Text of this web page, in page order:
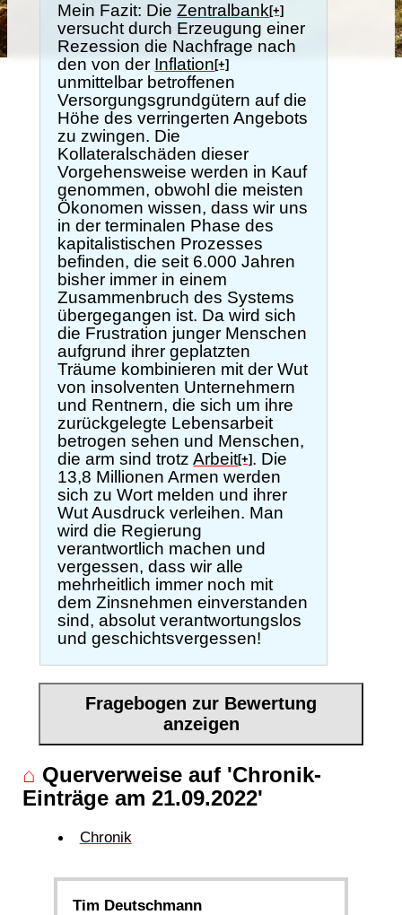
Mein Fazit: DieZentralbank[+]
versucht durch Erzeugung einer
Rezession die Nachfrage nach
den von der Inflation[+]
unmittelbar betroffenen
Versorgungsgrundgütern auf die
Höhe des verringerten Angebots
zu zwingen. Die
Kollateralschäden dieser
Vorgehensweise werden in Kauf
genommen, obwohl die meisten
Ökonomen wissen, dass wir uns
in der terminalen Phase des
kapitalistischen Prozesses
befinden, die seit 6.000 Jahren
bisher immer in einem
Zusammenbruch des Systems
übergegangen ist. Da wird sich
die Frustration junger Menschen
aufgrund ihrer geplatzten
Träume kombinieren mit der Wut
von insolventen Unternehmern
und Rentnern, die sich um ihre
zurückgelegte Lebensarbeit
betrogen sehen und Menschen,
die arm sind trotzArbeit[+] . Die
13,8 Millionen Armen werden
sich zu Wort melden und ihrer
Wut Ausdruck verleihen. Man
wird die Regierung
verantwortlich machen und
vergessen, dass wir alle
mehrheitlich immer noch mit
dem Zinsnehmen einverstanden
sind, absolut verantwortungslos
und geschichtsvergessen!
Fragebogen zur Bewertung
anzeigen
⌂ Querverweise auf 'Chronik-
Einträge am 21.09.2022'
Chronik
Tim Deutschmann